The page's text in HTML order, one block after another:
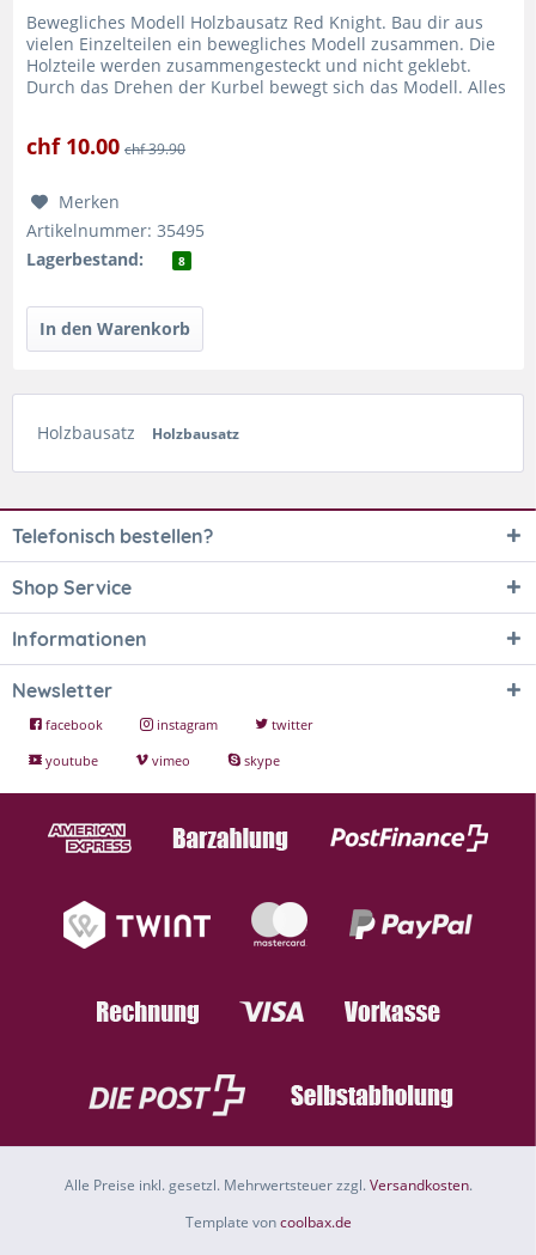
Bewegliches Modell Holzbausatz Red Knight. Bau dir aus
vielen Einzelteilen ein bewegliches Modell zusammen. Die
Holzteile werden zusammengesteckt und nicht geklebt.
Durch das Drehen der Kurbel bewegt sich das Modell. Alles
chf 10.00 chf 39.90
Merken
Artikelnummer: 35495
Lagerbestand:
8
Holzbausatz Holzbausatz
Telefonisch bestellen?
Shop Service
Informationen
Newsletter
facebook instagram
twitter
youtube
vimeo skype
Alle Preise inkl. gesetzl. Mehrwertsteuer zzgl.Versandkosten.
Template voncoolbax.de